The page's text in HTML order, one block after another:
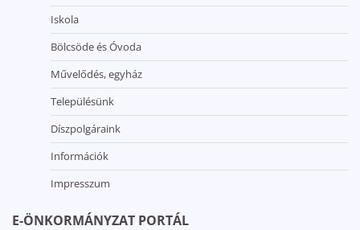
Iskola
Bölcsöde és Óvoda
Művelődés, egyház
Településünk
Díszpolgáraink
Információk
Impresszum
E-ÖNKORMÁNYZAT PORTÁL